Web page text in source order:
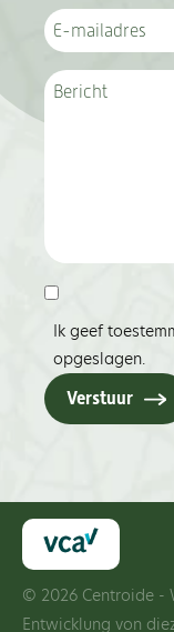
Ik geef
opgeslagen.
Verstuur
© 2026 Centroide -
Entwicklung von